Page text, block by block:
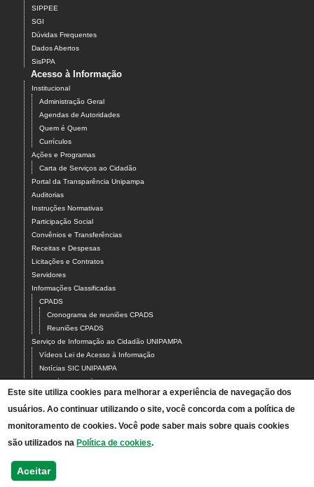
SIPPEE
SGI
Dúvidas Frequentes
Dados Abertos
SisPPA
Acesso à Informação
Institucional
Administração Geral
Agendas de Autoridades
Quem é Quem
Currículos
Ações e Programas
Carta de Serviços ao Cidadão
Portal da Transparência Unipampa
Auditorias
Instruções Normativas
Participação Social
Convênios e Transferências
Receitas e Despesas
Licitações e Contratos
Servidores
Informações Classificadas
CPADS
Cronograma de reuniões CPADS
Reuniões CPADS
Serviço de Informação ao Cidadão UNIPAMPA
Vídeos Lei de Acesso à Informação
Notícias SIC UNIPAMPA
Relatórios Estatísticos SIC UNIPAMPA
Fluxograma SIC UNIPAMPA
Perguntas Frequentes
Dados Abertos
LGPD - Lei Geral de Proteção de Dados Pessoais
Transparência e Prestação de Contas
Consulta Processos Públicos
Este site utiliza cookies para melhorar a experiência de navegação dos
usuários. Ao continuar utilizando o site, você concorda com a política de
monitoramento de cookies. Você pode saber mais sobre quais cookies
são utilizados na Política de cookies.
Aceitar